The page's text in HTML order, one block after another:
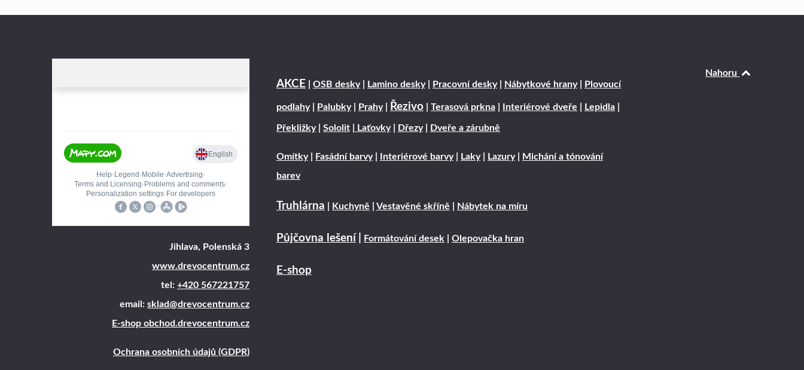
Jihlava, Polenská 3
www.drevocentrum.cz
tel: +420 567221757
email: sklad@drevocentrum.cz
E-shop obchod.drevocentrum.cz
Ochrana osobních údajů (GDPR)
AKCE OSB desky| Lamino desky| Pracovní desky| Nábytkové hrany| Plovoucí
podlahy| Palubky| Prahy| Řezivo Terasová prkna Interiérové dveře Lepidla
Překližky| Sololit Laťovky| Dřezy| Dveře a zárubně
Omítky| Fasádní barvy| Interiérové barvy| Laky| Lazury|
Michání a tónování
barev
Truhlárna Kuchyně Vestavěné skříně Nábytek na míru
Půjčovna lešení Formátování desek Olepovačka hran
E-shop
Nahoru